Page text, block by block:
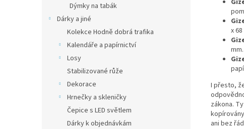
Dýmky na tabák
Dárky a jiné
Kolekce Hodně dobrá trafika
Kalendáře a papírnictví
Losy
Stabilizované růže
Dekorace
Hrnečky a skleničky
Čepice s LED světlem
Dárky k objednávkám
x
I přesto,
zákona.
ani bez